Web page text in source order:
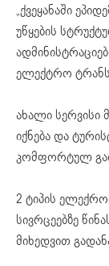
„ქვეყანაში
უწყების
ელექტრო
ახალი სერვისი
იქნება და
კომფორტულ
2 ტიპის
სივრცეებზე
მიხედვით